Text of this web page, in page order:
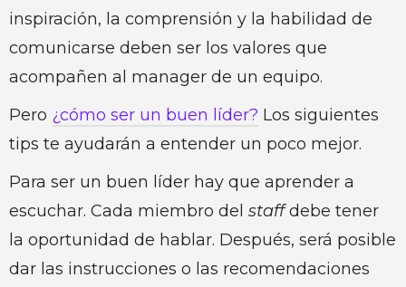
inspiración, la comprensión y la habilidad de
comunicarse deben ser los valores que
acompañen al manager de un equipo.
Pero ¿cómo ser un buen líder? Los siguientes
tips te ayudarán a entender un poco mejor.
Para ser un buen líder hay que aprender a
escuchar. Cada miembro del staffdebe tener
la oportunidad de hablar. Después, será posible
dar las instrucciones o las recomendaciones